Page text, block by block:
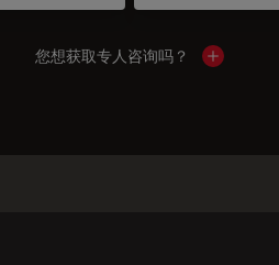
您想获取专人咨询吗？ Show